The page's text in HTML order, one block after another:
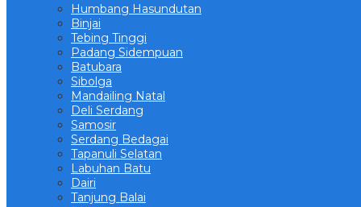
Humbang Hasundutan
Binjai
Tebing Tinggi
Padang Sidempuan
Batubara
Sibolga
Mandailing Natal
Deli Serdang
Samosir
Serdang Bedagai
Tapanuli Selatan
Labuhan Batu
Dairi
Tanjung Balai